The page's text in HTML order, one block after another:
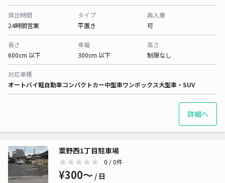
貸出時間
24時間営業
タイプ
平置き
再入庫
可
長さ
600cm 以下
車幅
300cm 以下
高さ
制限なし
対応車種
オートバイ軽自動車コンパクトカー中型車ワンボックス大型車・SUV
詳細へ
粟野西1丁目駐車場
0 / 0件
¥300〜 / 日